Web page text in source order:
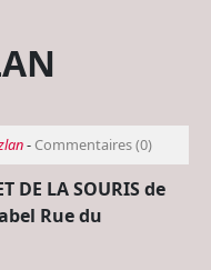
- Commentaires (0)
DE LA SOURIS de
Rue du